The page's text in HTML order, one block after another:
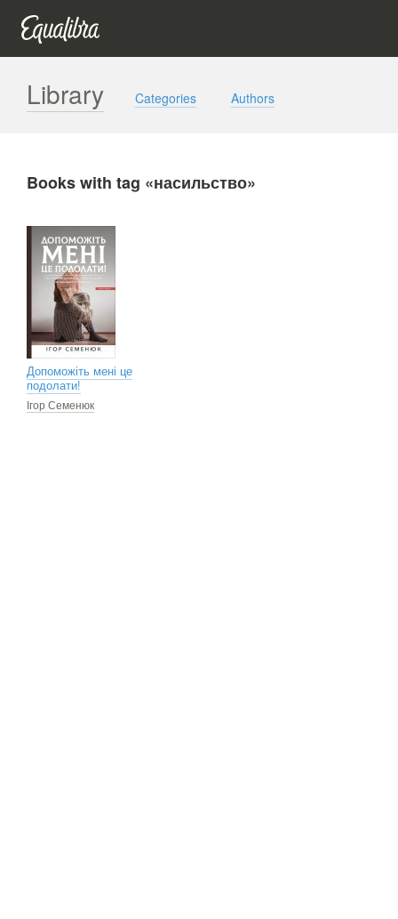
Library Categories Authors
Books with tag «насильство»
Допоможіть мені це
подолати!
Ігор Семенюк